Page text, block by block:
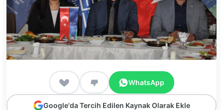
WhatsApp
Google'da Tercih Edilen Kaynak Olarak Ekle